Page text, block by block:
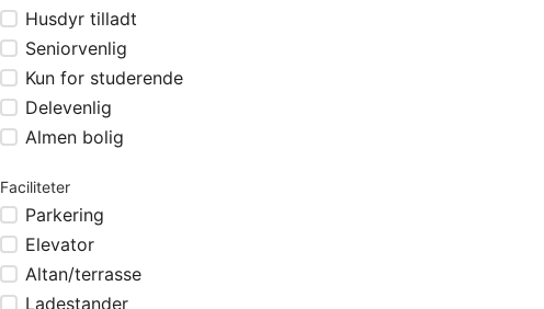
Husdyr tilladt
Seniorvenlig
Kun for studerende
Delevenlig
Almen bolig
Faciliteter
Parkering
Elevator
Altan/terrasse
Ladestander